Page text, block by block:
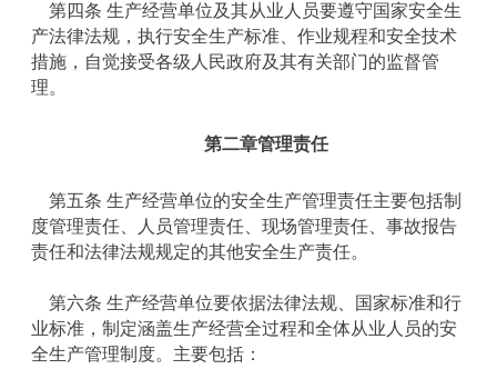
第四条 生产经营单位及其从业人员要遵守国家安全生
产法律法规，执行安全生产标准、作业规程和安全技术
措施，自觉接受各级人民政府及其有关部门的监督管
理。
第二章管理责任
第五条 生产经营单位的安全生产管理责任主要包括制
度管理责任、人员管理责任、现场管理责任、事故报告
责任和法律法规规定的其他安全生产责任。
第六条 生产经营单位要依据法律法规、国家标准和行
业标准，制定涵盖生产经营全过程和全体从业人员的安
全生产管理制度。主要包括：